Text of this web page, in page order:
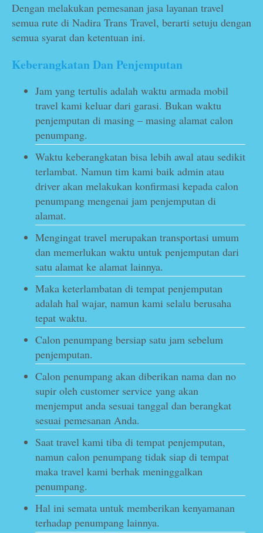
Dengan melakukan pemesanan jasa layanan travel
semua rute di Nadira Trans Travel, berarti setuju dengan
semua syarat dan ketentuan ini.
Keberangkatan Dan Penjemputan
Jam yang tertulis adalah waktu armada mobil
travel kami keluar dari garasi. Bukan waktu
penjemputan di masing – masing alamat calon
penumpang.
Waktu keberangkatan bisa lebih awal atau sedikit
terlambat. Namun tim kami baik admin atau
driver akan melakukan konfirmasi kepada calon
penumpang mengenai jam penjemputan di
alamat.
Mengingat travel merupakan transportasi umum
dan memerlukan waktu untuk penjemputan dari
satu alamat ke alamat lainnya.
Maka keterlambatan di tempat penjemputan
adalah hal wajar, namun kami selalu berusaha
tepat waktu.
Calon penumpang bersiap satu jam sebelum
penjemputan.
Calon penumpang akan diberikan nama dan no
supir oleh customer service yang akan
menjemput anda sesuai tanggal dan berangkat
sesuai pemesanan Anda.
Saat travel kami tiba di tempat penjemputan,
namun calon penumpang tidak siap di tempat
maka travel kami berhak meninggalkan
penumpang.
Hal ini semata untuk memberikan kenyamanan
terhadap penumpang lainnya.